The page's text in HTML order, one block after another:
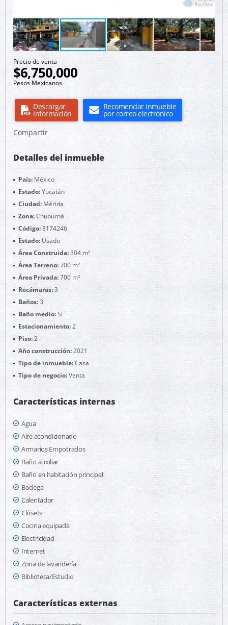
Precio de venta
$6,750,000
Pesos Mexicanos
Descargar
información
Recomendar inmueble
por correo electrónico
Compartir
Detalles del inmueble
País: México
Estado:Yucatán
Ciudad: Mérida
Zona:Chuburná
Código:8174246
Estado: Usado
Área Construida:304 m²
Área Terreno:700 m²
Área Privada:700 m²
Recámaras:3
Baños:3
Baño medio:Si
Estacionamiento:2
Piso:2
Año construcción:2021
Tipo de inmueble:Casa
Tipo de negocio:Venta
Características internas
Agua
Aire acondicionado
Armarios Empotrados
Baño auxiliar
Baño en habitación principal
Bodega
Calentador
Clósets
Cocina equipada
Electricidad
Internet
Zona de lavandería
Biblioteca/Estudio
Características externas